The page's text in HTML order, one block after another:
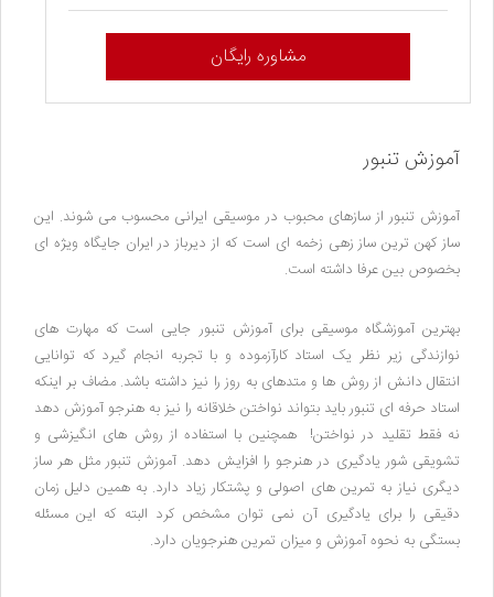
مشاوره رایگان
آموزش تنبور
آموزش تنبور از سازهای محبوب در موسیقی ایرانی محسوب می شوند. این
ساز کهن ترین ساز زهی زخمه ای است که از دیرباز در ایران جایگاه ویژه ای
بخصوص بین عرفا داشته است.
بهترین آموزشگاه موسیقی برای آموزش تنبور جایی است که مهارت های
نوازندگی زیر نظر یک استاد کارآزموده و با تجربه انجام گیرد که توانایی
انتقال دانش از روش ها و متدهای به روز را نیز داشته باشد. مضاف بر اینکه
استاد حرفه ای تنبور باید بتواند نواختن خلاقانه را نیز به هنرجو آموزش دهد
نه فقط تقلید در نواختن! همچنین با استفاده از روش های انگیزشی و
تشویقی شور یادگیری در هنرجو را افزایش دهد. آموزش تنبور مثل هر ساز
دیگری نیاز به تمرین های اصولی و پشتکار زیاد دارد. به همین دلیل زمان
دقیقی را برای یادگیری آن نمی توان مشخص کرد البته که این مسئله
بستگی به نحوه آموزش و میزان تمرین هنرجویان دارد.